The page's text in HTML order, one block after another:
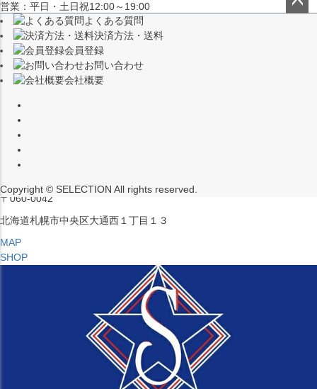
営業：平日・土日祝12:00～19:00
（※15:00～16:00はメンテナンスのためクローズ）
〒453-0015
愛知県名古屋市中村区椿町６−９先
MAP
SHOP
セレクション ポップアップストア 札幌 ル・トロワ店
営業：平日・土日祝12:00～19:00
〒060-0042
北海道札幌市中央区大通西１丁目１３
MAP
SHOP
よくある質問
決済方法・送料
会員登録
お問い合わせ
会社概要
Copyright © SELECTION All rights reserved.